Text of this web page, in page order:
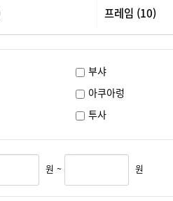
프레임 (10)
부샤
아쿠아렁
투사
원 ~ 원